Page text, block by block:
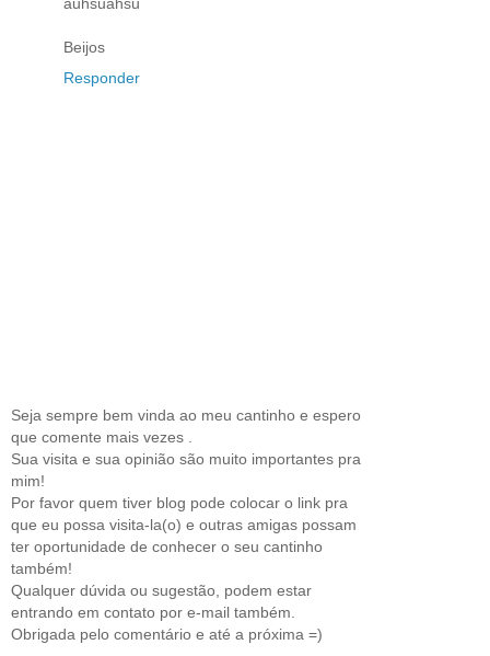
auhsuahsu
Beijos
Responder
Seja sempre bem vinda ao meu cantinho e espero
que comente mais vezes .
Sua visita e sua opinião são muito importantes pra
mim!
Por favor quem tiver blog pode colocar o link pra
que eu possa visita-la(o) e outras amigas possam
ter oportunidade de conhecer o seu cantinho
também!
Qualquer dúvida ou sugestão, podem estar
entrando em contato por e-mail também.
Obrigada pelo comentário e até a próxima =)